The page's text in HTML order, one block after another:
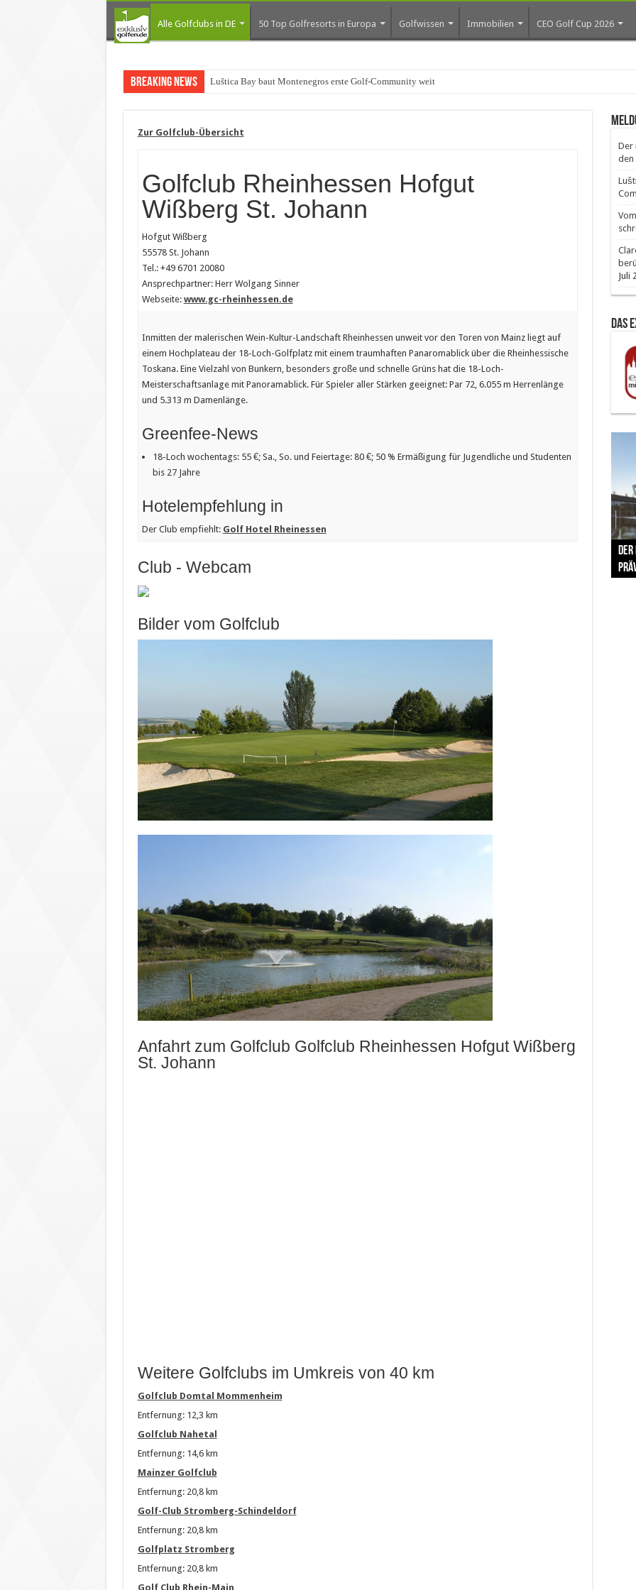
Alle Golfclubs in DE 50 Top Golfresorts in Europa Golfwissen Immobilien CEO Golf Cup 2026
Breaking News Luštica Bay baut Montenegros erste Golf-Community weiter aus
Zur Golfclub-Übersicht
Golfclub Rheinhessen Hofgut
Wißberg St. Johann
Hofgut Wißberg
55578 St. Johann
Tel.: +49 6701 20080
Ansprechpartner: Herr Wolgang Sinner
Webseite: www.gc-rheinhessen.de
Inmitten der malerischen Wein-Kultur-Landschaft Rheinhessen unweit vor den Toren von Mainz liegt auf
einem Hochplateau der 18-Loch-Golfplatz mit einem traumhaften Panaromablick über die Rheinhessische
Toskana. Eine Vielzahl von Bunkern, besonders große und schnelle Grüns hat die 18-Loch-
Meisterschaftsanlage mit Panoramablick. Für Spieler aller Stärken geeignet: Par 72, 6.055 m Herrenlänge
und 5.313 m Damenlänge.
Greenfee-News
18-Loch wochentags: 55 €; Sa., So. und Feiertage: 80 €; 50 % Ermäßigung für Jugendliche und Studenten
bis 27 Jahre
Hotelempfehlung in
Der Club empfiehlt: Golf Hotel Rheinessen
Club - Webcam
Bilder vom Golfclub
Anfahrt zum Golfclub Golfclub Rheinhessen Hofgut Wißberg
St. Johann
Weitere Golfclubs im Umkreis von 40 km
Golfclub Domtal Mommenheim
Entfernung: 12,3 km
Golfclub Nahetal
Entfernung: 14,6 km
Mainzer Golfclub
Entfernung: 20,8 km
Golf-Club Stromberg-Schindeldorf
Entfernung: 20,8 km
Golfplatz Stromberg
Entfernung: 20,8 km
Golf Club Rhein-Main
Der
den
Juli
Das
The